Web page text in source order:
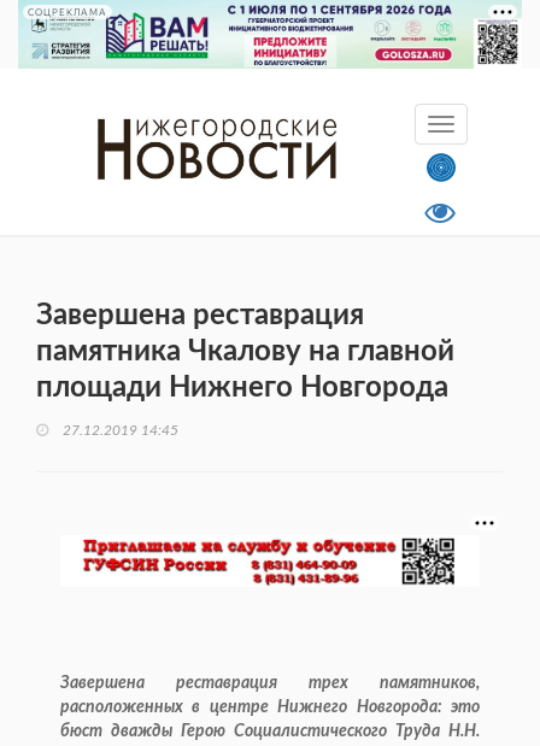
СОЦРЕКЛАМА
Завершена реставрация
памятника Чкалову на главной
площади Нижнего Новгорода
27.12.2019 14:45
Завершена реставрация трех памятников,
расположенных в центре Нижнего Новгорода: это
бюст дважды Герою Социалистического Труда Н.Н.